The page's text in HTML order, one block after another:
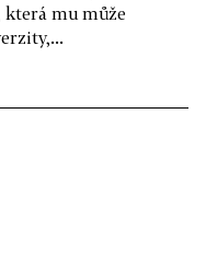
mu může